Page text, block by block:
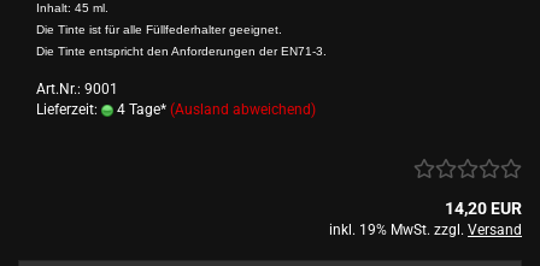
Inhalt: 45 ml.
Die Tinte ist für alle Füllfederhalter geeignet.
Die Tinte entspricht den Anforderungen der EN71-3.
Art.Nr.: 9001
Lieferzeit:
4 Tage* (Ausland abweichend)
14,20 EUR
inkl. 19% MwSt. zzgl. Versand